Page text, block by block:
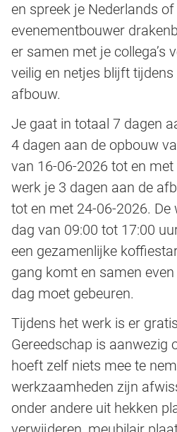
en spreek je Nederlands of
evenementbouwer
er samen met je collega’s
veilig en netjes blijft
afbouw.
Je gaat in totaal 7 dagen
4 dagen aan de opbouw
van 16-06-2026 tot en
werk je 3 dagen aan de
tot en met 24-06-2026. De
dag van 09:00 tot 17:00
een gezamenlijke
gang komt en samen
dag moet gebeuren.
Tijdens het werk is er
Gereedschap is aanwezig
hoeft zelf niets mee te
werkzaamheden zijn
onder andere uit hekken